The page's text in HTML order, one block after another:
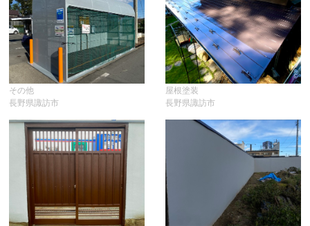
その他
長野県諏訪市
屋根塗装
長野県諏訪市